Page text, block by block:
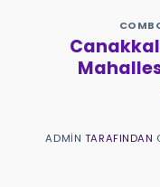
ADMIN TARAFINDAN